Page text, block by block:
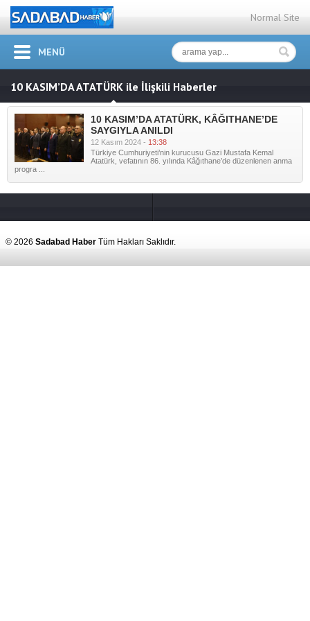
Normal Site
MENÜ
10 KASIM’DA ATATÜRK ile İlişkili Haberler
10 KASIM’DA ATATÜRK, KÂĞITHANE’DE
SAYGIYLA ANILDI
12 Kasım 2024 - 13:38
Türkiye Cumhuriyeti’nin kurucusu Gazi Mustafa Kemal
Atatürk, vefatının 86. yılında Kâğıthane’de düzenlenen anma
progra ...
© 2026 Sadabad Haber Tüm Hakları Saklıdır.